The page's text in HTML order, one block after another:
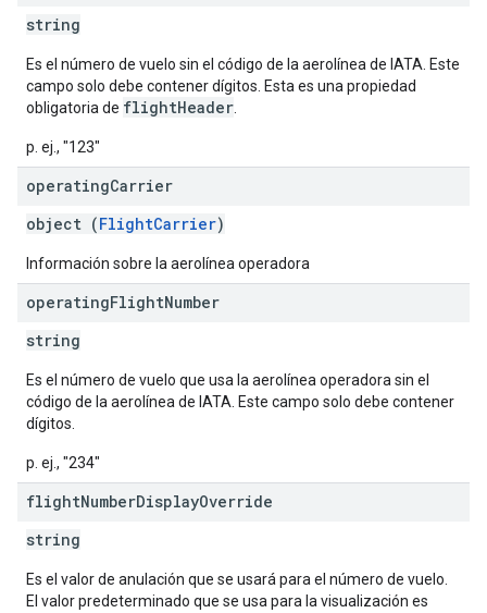
string
Es el número de vuelo sin el código de la aerolínea de IATA. Este
campo solo debe contener dígitos. Esta es una propiedad
obligatoria de flightHeader
p. ej., "123"
operatingCarrier
object (FlightCarrier)
Información sobre la aerolínea operadora
operatingFlightNumber
string
Es el número de vuelo que usa la aerolínea operadora sin el
código de la aerolínea de IATA. Este campo solo debe contener
dígitos.
p. ej., "234"
flightNumberDisplayOverride
string
Es el valor de anulación que se usará para el número de vuelo.
El valor predeterminado que se usa para la visualización es